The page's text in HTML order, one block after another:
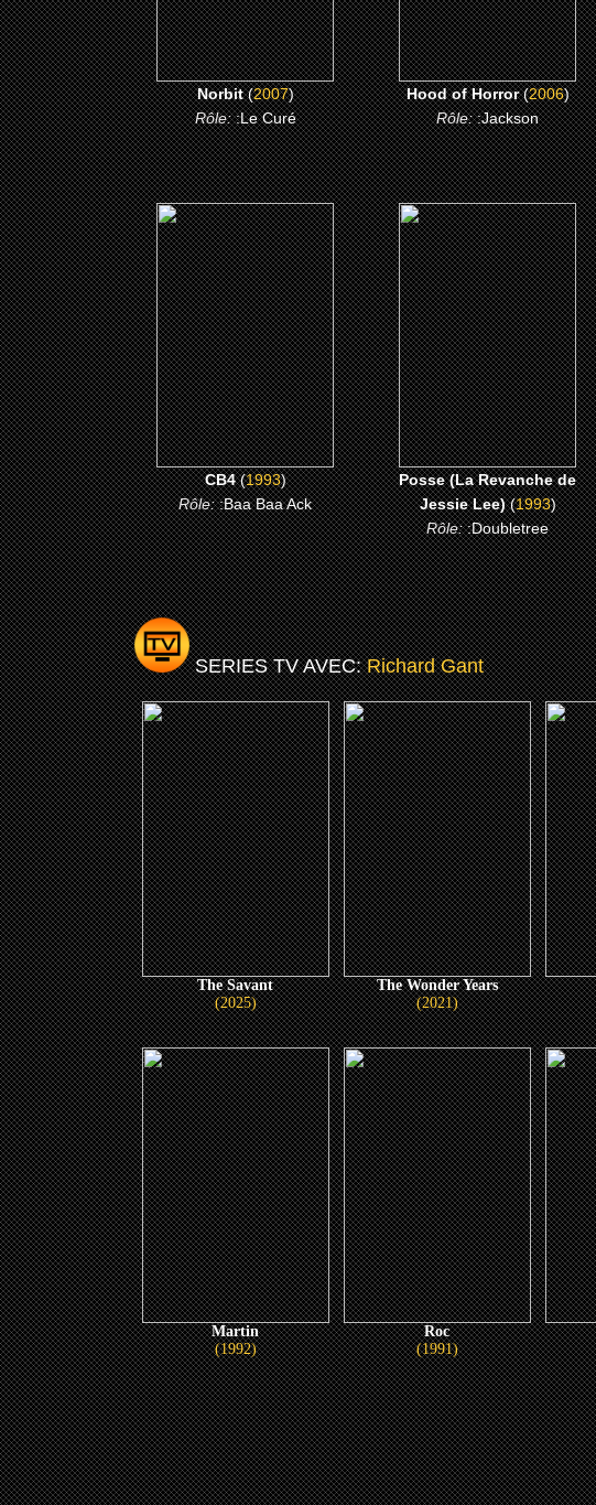
Norbit(2007)
Rôle::Le Curé
Hood of Horror(2006)
Rôle::Jackson
(1993)
CB4
CLICK ME
CB4(1993)
Rôle::Baa Baa Ack
(1993)
Posse (La Revanche de
Jessie Lee)
CLICK ME
Posse (La Revanche de
Jessie Lee)(1993)
Rôle::Doubletree
SERIES TV AVEC:Richard Gant
The Savant
(2025)
The Wonder Years
(2021)
Martin
(1992)
Roc
(1991)